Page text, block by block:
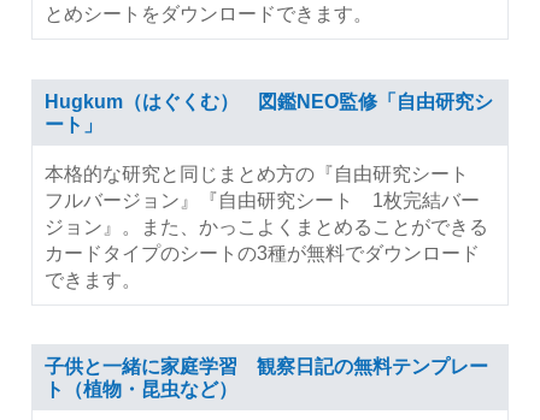
とめシートをダウンロードできます。
Hugkum（はぐくむ） 図鑑NEO監修「自由研究シ
ート」
本格的な研究と同じまとめ方の『自由研究シート
フルバージョン』『自由研究シート 1枚完結バー
ジョン』。また、かっこよくまとめることができる
カードタイプのシートの3種が無料でダウンロード
できます。
子供と一緒に家庭学習 観察日記の無料テンプレー
ト（植物・昆虫など）